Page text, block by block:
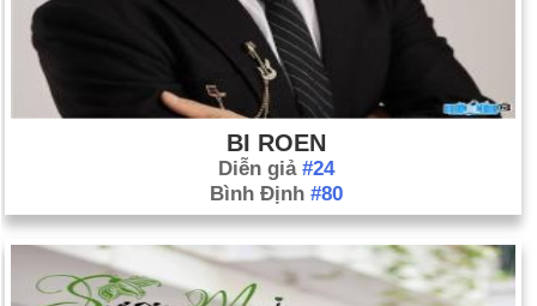
BI ROEN
Diễn giả #24
Bình Định #80